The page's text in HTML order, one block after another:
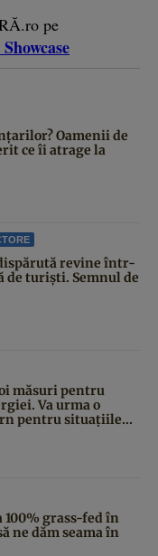
pe
Oamenii de
ce îi atrage la
revine într-
de turiști. Semnul de
măsuri pentru
Va urma o
pentru situațiile...
100% grass-fed în
ne dăm seama în